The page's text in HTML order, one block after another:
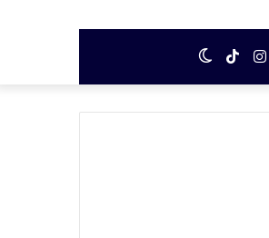
المظلم
TikTok
انستقرام يوتيوب